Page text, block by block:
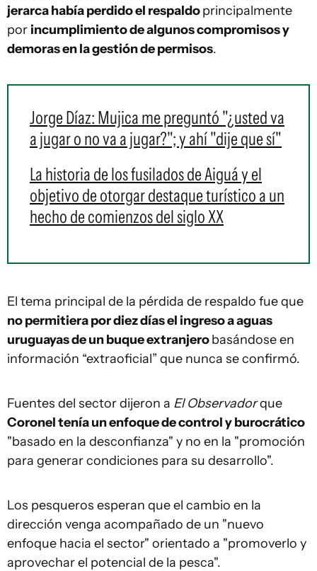
jerarca había perdido el respaldoprincipalmente
por incumplimiento de algunos compromisos y
demoras en la gestión de permisos.
Jorge Díaz: Mujica me preguntó "¿usted va
a jugar o no va a jugar?"; y ahí "dije que sí"
La historia de los fusilados de Aiguá y el
objetivo de otorgar destaque turístico a un
hecho de comienzos del siglo XX
El tema principal de la pérdida de respaldo fue que
no permitiera por diez días el ingreso a aguas
uruguayas de un buque extranjerobasándose en
información “extraoficial” que nunca se confirmó.
Fuentes del sector dijeron a El Observadorque
Coronel tenía un enfoque de control y burocrático
"basado en la desconfianza" y no en la "promoción
para generar condiciones para su desarrollo".
Los pesqueros esperan que el cambio en la
dirección venga acompañado de un "nuevo
enfoque hacia el sector" orientado a "promoverlo y
aprovechar el potencial de la pesca".